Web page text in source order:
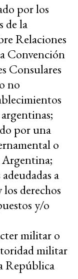
por los
de la
Relaciones
Convención
Consulares
no
por una
o
a
derechos
y/o
militar o
militar
República